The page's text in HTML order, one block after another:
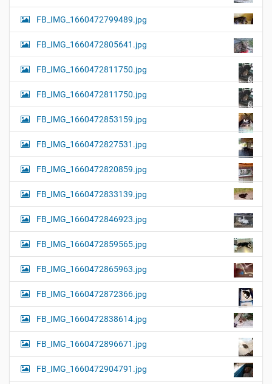
FB_IMG_1660472799489.jpg
FB_IMG_1660472805641.jpg
FB_IMG_1660472811750.jpg
FB_IMG_1660472811750.jpg
FB_IMG_1660472853159.jpg
FB_IMG_1660472827531.jpg
FB_IMG_1660472820859.jpg
FB_IMG_1660472833139.jpg
FB_IMG_1660472846923.jpg
FB_IMG_1660472859565.jpg
FB_IMG_1660472865963.jpg
FB_IMG_1660472872366.jpg
FB_IMG_1660472838614.jpg
FB_IMG_1660472896671.jpg
FB_IMG_1660472904791.jpg